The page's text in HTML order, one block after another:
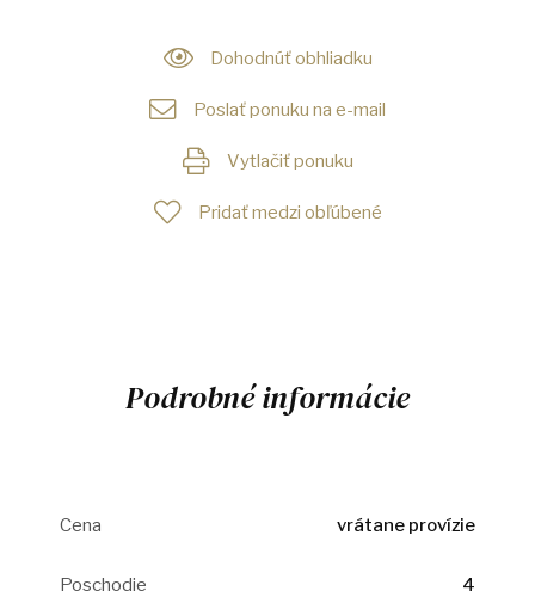
Dohodnúť obhliadku
Poslať ponuku na e-mail
Vytlačiť ponuku
Pridať medzi obľúbené
Podrobné informácie
Cena vrátane provízie
Poschodie 4